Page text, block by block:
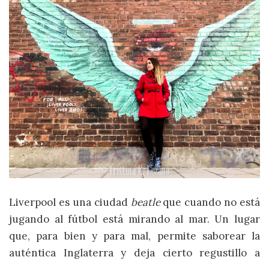
Liverpool es una ciudad beatleque cuando no está
jugando al fútbol está mirando al mar. Un lugar
que, para bien y para mal, permite saborear la
auténtica Inglaterra y deja cierto regustillo a